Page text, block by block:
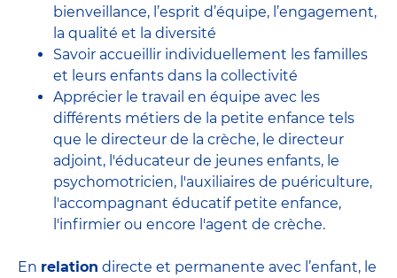
bienveillance, l’esprit d’équipe, l’engagement,
la qualité et la diversité
Savoir accueillir individuellement les familles
et leurs enfants dans la collectivité
Apprécier le travail en équipe avec les
différents métiers de la petite enfance tels
que le directeur de la crèche, le directeur
adjoint, l'éducateur de jeunes enfants, le
psychomotricien, l'auxiliaires de puériculture,
l'accompagnant éducatif petite enfance,
l'infirmier ou encore l'agent de crèche.
En relation directe et permanente avec l’enfant, le